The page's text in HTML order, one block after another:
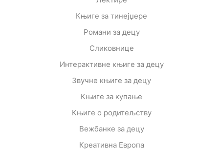
Књиге за тинејџере
Романи за децу
Сликовнице
Интерактивне књиге за децу
Звучне књиге за децу
Књиге за купање
Књиге о родитељству
Вежбанке за децу
Креативна Европа